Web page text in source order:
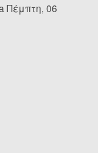
Πέμπτη, 06